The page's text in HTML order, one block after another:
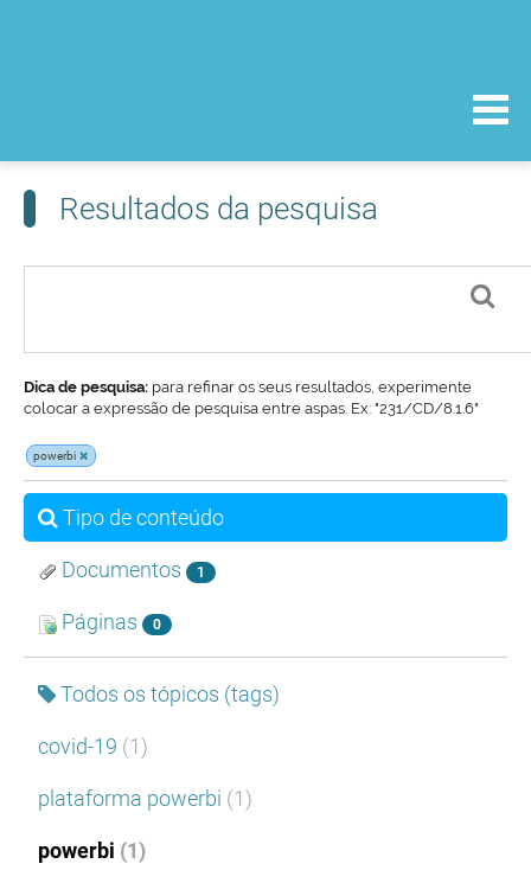
Resultados da pesquisa
Dica de pesquisa: para refinar os seus resultados, experimente
colocar a expressão de pesquisa entre aspas. Ex: "231/CD/8.1.6"
powerbi
Tipo de conteúdo
Documentos 1
Páginas 0
Todos os tópicos (tags)
covid-19 (1)
plataforma powerbi (1)
powerbi (1)